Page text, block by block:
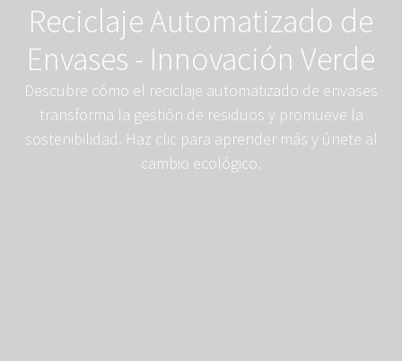
Reciclaje Automatizado de
Envases - Innovación Verde
Descubre cómo el reciclaje automatizado de envases
transforma la gestión de residuos y promueve la
sostenibilidad. Haz clic para aprender más y únete al
cambio ecológico.